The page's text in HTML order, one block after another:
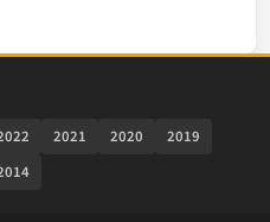
2021 2020
2019